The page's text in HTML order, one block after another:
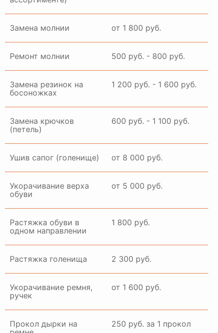
Замена молнии от 1 800 руб.
Ремонт молнии 500 руб. - 800 руб.
Замена резинок на
босоножках
1 200 руб. - 1 600 руб.
Замена крючков
(петель)
600 руб. - 1 100 руб.
Ушив сапог (голенище) от 8 000 руб.
Укорачивание верха
обуви
от 5 000 руб.
Растяжка обуви в
одном направлении
1 800 руб.
Растяжка голенища 2 300 руб.
Укорачивание ремня,
ручек
от 1 600 руб.
Прокол дырки на
250 руб. за 1 прокол